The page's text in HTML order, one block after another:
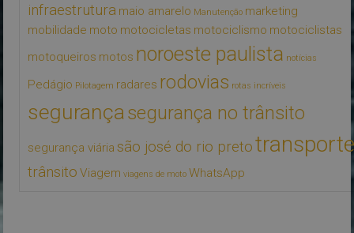
infraestrutura maio amarelo Manutenção marketing
mobilidade moto motocicletas motociclismo motociclistas
motoqueiros motos noroeste paulista notícias
Pedágio Pilotagem radares rodovias rotas incríveis
segurançasegurança no trânsito
segurança viária são josé do rio preto
trânsito Viagem viagens de moto WhatsApp